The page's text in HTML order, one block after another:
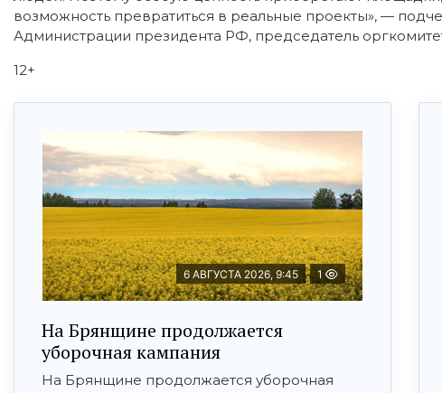
возможность превратиться в реальные проекты», —
Администрации президента РФ, председатель
12+
6 АВГУСТА 2026, 9:45 1
На Брянщине продолжается
уборочная кампания
На Брянщине продолжается уборочная